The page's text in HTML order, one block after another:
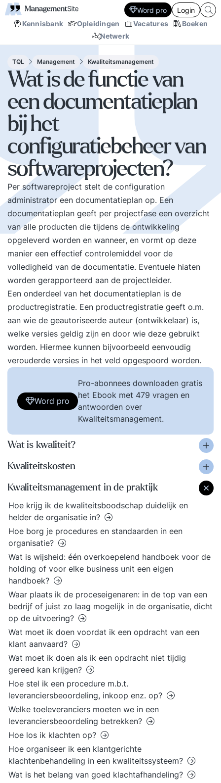
Kennisbank Opleidingen Vacatures
Boeken
Netwerk
Word pro Login
TQL Management Kwaliteitsmanagement
Wat is de functie van
een documentatieplan
bij het
configuratiebeheer van
softwareprojecten?
Per softwareproject stelt de configuration
administrator een documentatieplan op. Een
documentatieplan geeft per projectfase een overzicht
van alle producten die tijdens de ontwikkeling
opgeleverd worden en wanneer, en vormt op deze
manier een effectief controlemiddel voor de
volledigheid van de documentatie. Eventuele hiaten
worden gerapporteerd aan de projectleider.
Een onderdeel van het documentatieplan is de
productregistratie. Een productregistratie geeft o.m.
aan wie de geautoriseerde auteur (ontwikkelaar) is,
welke versies geldig zijn en door wie deze gebruikt
worden. Hiermee kunnen bijvoorbeeld eenvoudig
verouderde versies in het veld opgespoord worden.
Word pro
Pro-abonnees downloaden gratis
het Ebook met 479 vragen en
antwoorden over
Kwaliteitsmanagement.
Wat is kwaliteit?
Kwaliteitskosten
Kwaliteitsmanagement in de praktijk
Hoe krijg ik de kwaliteitsboodschap duidelijk en
helder de organisatie in?
Hoe borg je procedures en standaarden in een
organisatie?
Wat is wijsheid: één overkoepelend handboek voor de
holding of voor elke business unit een eigen
handboek?
Waar plaats ik de proceseigenaren: in de top van een
bedrijf of juist zo laag mogelijk in de organisatie, dicht
op de uitvoering?
Wat moet ik doen voordat ik een opdracht van een
klant aanvaard?
Wat moet ik doen als ik een opdracht niet tijdig
gereed kan krijgen?
Hoe stel ik een procedure m.b.t.
leveranciersbeoordeling, inkoop enz. op?
Welke toeleveranciers moeten we in een
leveranciersbeoordeling betrekken?
Hoe los ik klachten op?
Hoe organiseer ik een klantgerichte
klachtenbehandeling in een kwaliteitssysteem?
Wat is het belang van goed klachtafhandeling?